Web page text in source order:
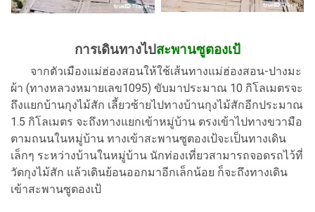
การเดินทางไปสะพานซูตองเป้
จากตัวเมืองแม่ฮ่องสอนให้ใช้เส้นทางแม่ฮ่องสอน-ปางมะ
ผ้า (ทางหลวงหมายเลข1095) ขับมาประมาณ 10 กิโลเมตรจะ
ถึงแยกบ้านกุงไม้สัก เลี้ยวซ้ายไปทางบ้านกุงไม้สักอีกประมาณ
1.5 กิโลเมตร จะถึงทางแยกเข้าหมู่บ้าน ตรงเข้าไปทางขวามือ
ตามถนนในหมู่บ้าน ทางเข้าสะพานซูตองเป้จะเป็นทางเดิน
เล็กๆ ระหว่างบ้านในหมู่บ้าน นักท่องเที่ยวสามารถจอดรถไว้ที่
วัดกุงไม้สัก แล้วเดินย้อนออกมาอีกเล็กน้อย ก็จะถึงทางเดิน
เข้าสะพานซูตองเป้